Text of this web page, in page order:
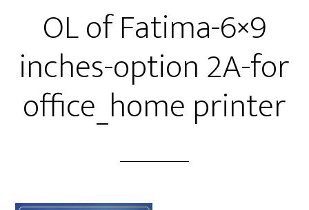
OL of Fatima-6×9
inches-option 2A-for
office_home printer